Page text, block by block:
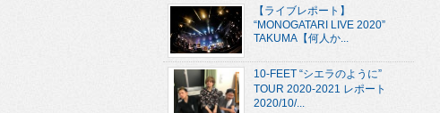
【ライブレポート】
“MONOGATARI LIVE 2020”
TAKUMA【何人か...
10-FEET “シエラのように”
TOUR 2020-2021 レポート
2020/10/...